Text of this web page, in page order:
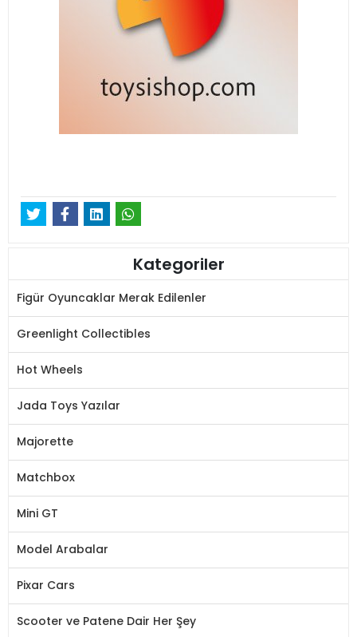
Kategoriler
Figür Oyuncaklar Merak Edilenler
Greenlight Collectibles
Hot Wheels
Jada Toys Yazılar
Majorette
Matchbox
Mini GT
Model Arabalar
Pixar Cars
Scooter ve Patene Dair Her Şey